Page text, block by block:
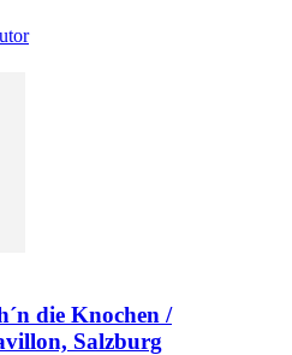
die Knochen /
Salzburg